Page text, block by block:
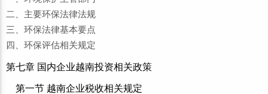
二、主要环保法律法规
三、环保法律基本要点
四、环保评估相关规定
第七章 国内企业越南投资相关政策
第一节 越南企业税收相关规定